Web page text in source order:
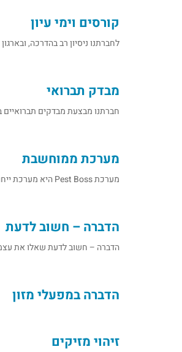
קורסים וימי עיון
לחברתנו ניסיון רב בהדרכה,
מבדק תברואי
חברתנו מבצעת מבדקים
מערכת ממוחשבת
מערכת Pest Boss היא מערכת ייחודית לניהול עסקי הדברה העומדת בתקנים המחמירים של המשרד להגנת הסביבה. העבודה עם המערכת מבוססת
הדברה – חשוב לדעת
הדברה – חשוב לדעת שאלו את עצמכם: 1. מי אחראי להדברה במפעל, ומי מלווה את המדביר? שיתוף
הדברה במפעלי מזון
זיהוי מזיקים